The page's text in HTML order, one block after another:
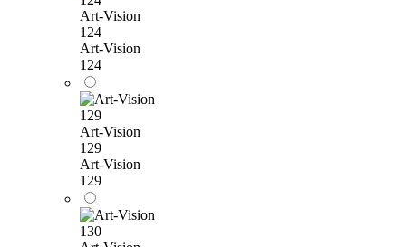
Art-Vision
124
Art-Vision
124
Art-Vision
129
Art-Vision
129